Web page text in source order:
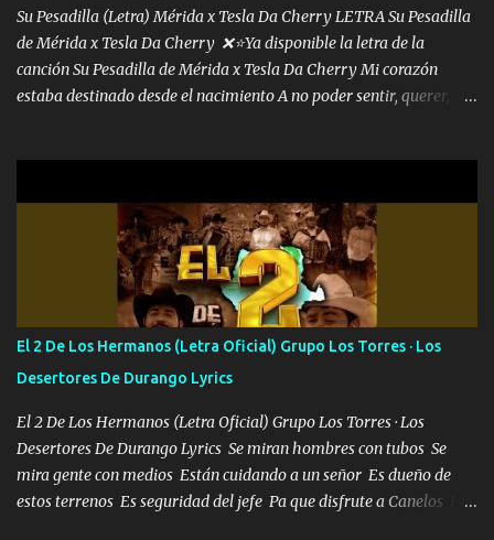
las risas las que me miran hay gente corriente no quieren ve...
Su Pesadilla (Letra) Mérida x Tesla Da Cherry LETRA Su Pesadilla
de Mérida x Tesla Da Cherry ❌⭐Ya disponible la letra de la
canción Su Pesadilla de Mérida x Tesla Da Cherry Mi corazón
estaba destinado desde el nacimiento A no poder sentir, querer,
algunas que no lo entiendan Porque ahora soy su pesadilla, lo sé
Soy yo la octava maravilla, no lo niegues Tengo de rodillas a otras
cien Y por más que quieran no me detienen Soy yo la mente que
más brilla, lo ves Pa' mi la vida es tan sencilla No lo entenderías en
tu vida, y está bien Porque lo que tengo nadie lo tiene Una me está
escribiendo y la otra me va a llamar Quiere que vaya a verla y que
la invite a cenar Otras más me están pidiendo que las saque a
bailar Pero es que tengo un par de conciertos más que llenar Se
mueven solo por el interés P...
El 2 De Los Hermanos (Letra Oficial) Grupo Los Torres · Los
Desertores De Durango Lyrics
El 2 De Los Hermanos (Letra Oficial) Grupo Los Torres · Los
Desertores De Durango Lyrics Se miran hombres con tubos Se
mira gente con medios Están cuidando a un señor Es dueño de
estos terrenos Es seguridad del jefe Pa que disfrute a Canelos Es